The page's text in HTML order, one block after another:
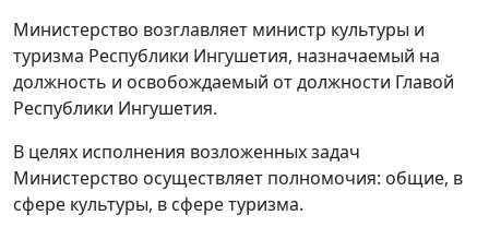
Министерство возглавляет министр культуры и
туризма Республики Ингушетия, назначаемый на
должность и освобождаемый от должности Главой
Республики Ингушетия.
В целях исполнения возложенных задач
Министерство осуществляет полномочия: общие, в
сфере культуры, в сфере туризма.